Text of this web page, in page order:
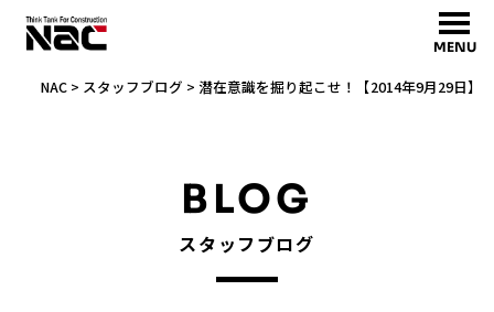
MENU
NAC> スタッフブログ > 潜在意識を掘り起こせ！【2014年9月29日】
BLOG
スタッフブログ